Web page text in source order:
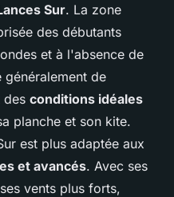
Sur. La zone
des débutants
et à l'absence de
de
des conditions idéales
planche et son kite.
est plus adaptée aux
et avancés. Avec ses
vents plus forts,